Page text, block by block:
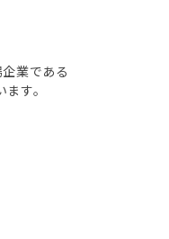
ー #JR横須賀線
業である
す。